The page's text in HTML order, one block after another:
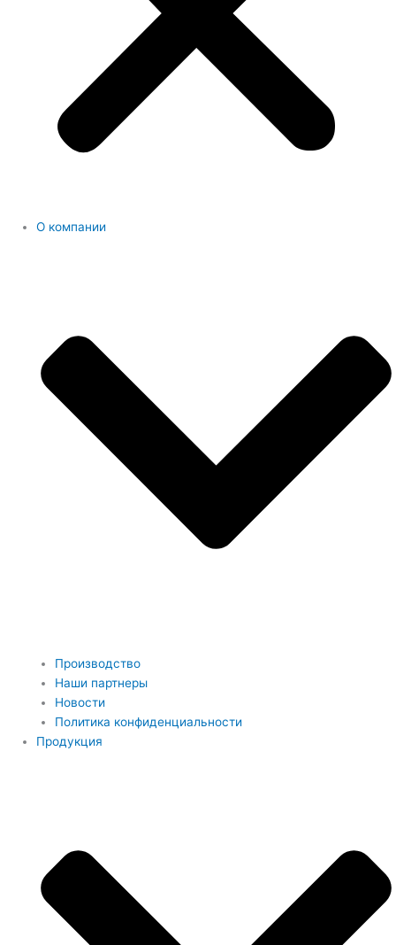
О компании
Производство
Наши партнеры
Новости
Политика конфиденциальности
Продукция